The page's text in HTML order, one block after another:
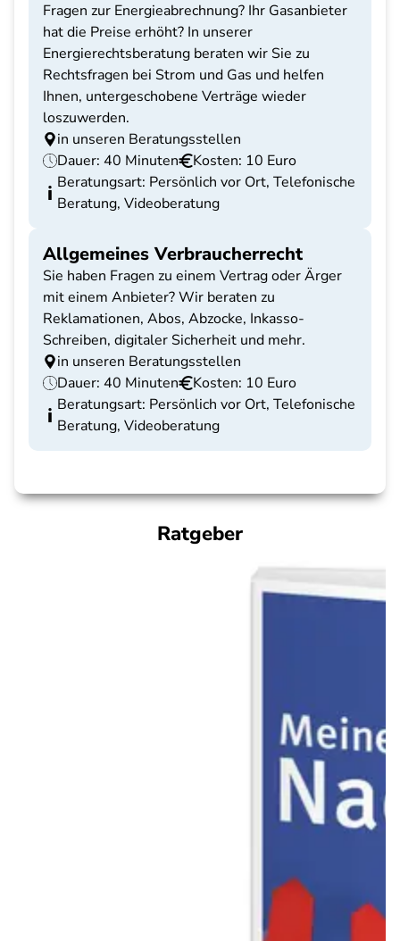
Fragen zur Energieabrechnung? Ihr Gasanbieter
hat die Preise erhöht? In unserer
Energierechtsberatung beraten wir Sie zu
Rechtsfragen bei Strom und Gas und helfen
Ihnen, untergeschobene Verträge wieder
loszuwerden.
in unseren Beratungsstellen
Dauer: 40 Minuten
Kosten: 10 Euro
Beratungsart: Persönlich vor Ort, Telefonische
Beratung, Videoberatung
Allgemeines Verbraucherrecht
Sie haben Fragen zu einem Vertrag oder Ärger
mit einem Anbieter? Wir beraten zu
Reklamationen, Abos, Abzocke, Inkasso-
Schreiben, digitaler Sicherheit und mehr.
in unseren Beratungsstellen
Dauer: 40 Minuten
Kosten: 10 Euro
Beratungsart: Persönlich vor Ort, Telefonische
Beratung, Videoberatung
Ratgeber